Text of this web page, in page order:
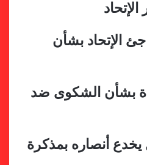
الإتحاد بشأن
بشأن الشكوى ضد
يخدع أنصاره بمذكرة